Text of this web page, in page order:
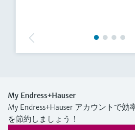
My Endress+Hauser
My Endress+Hauser アカウントで
を節約しましょう！